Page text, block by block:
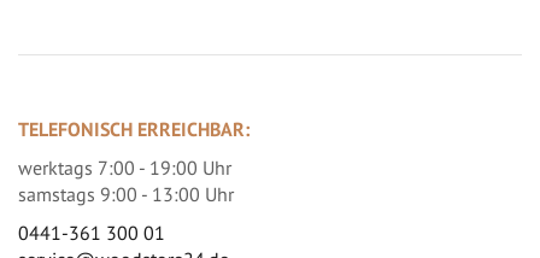
TELEFONISCH ERREICHBAR:
werktags 7:00 - 19:00 Uhr
samstags 9:00 - 13:00 Uhr
0441-361 300 01